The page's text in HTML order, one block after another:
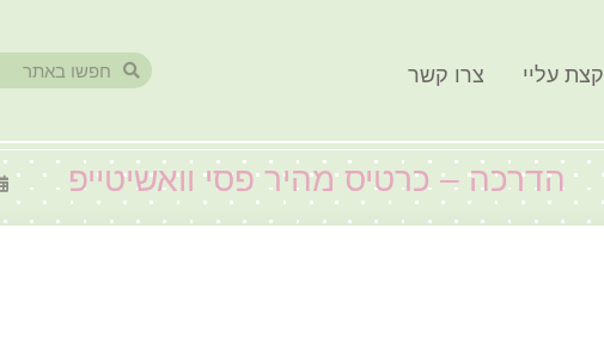
קצת עליי צרו קשר
הדרכה – כרטיס מהיר פסי וואשיטייפ